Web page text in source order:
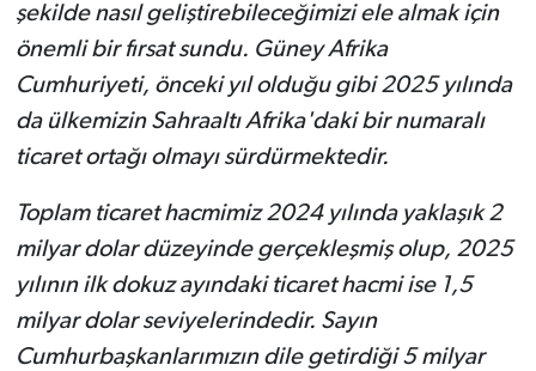
şekilde nasıl geliştirebileceğimizi ele almak için
önemli bir fırsat sundu. Güney Afrika
Cumhuriyeti, önceki yıl olduğu gibi 2025 yılında
da ülkemizin Sahraaltı Afrika'daki bir numaralı
ticaret ortağı olmayı sürdürmektedir.
Toplam ticaret hacmimiz 2024 yılında yaklaşık 2
milyar dolar düzeyinde gerçekleşmiş olup, 2025
yılının ilk dokuz ayındaki ticaret hacmi ise 1,5
milyar dolar seviyelerindedir. Sayın
Cumhurbaşkanlarımızın dile getirdiği 5 milyar